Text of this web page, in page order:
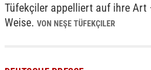
Tüfekçiler appelliert auf ihre Art
Weise. VON NEŞE TÜFEKÇILER